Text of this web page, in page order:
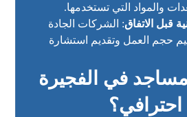
والمواد التي تستخدمها.
قبل الاتفاق: الشركات الجادة
حجم العمل وتقديم استشارة
في الفجيرة